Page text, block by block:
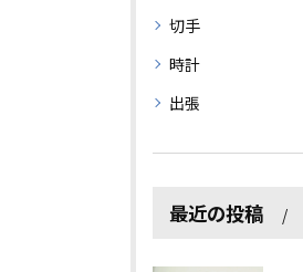
切手
時計
出張
最近の投稿